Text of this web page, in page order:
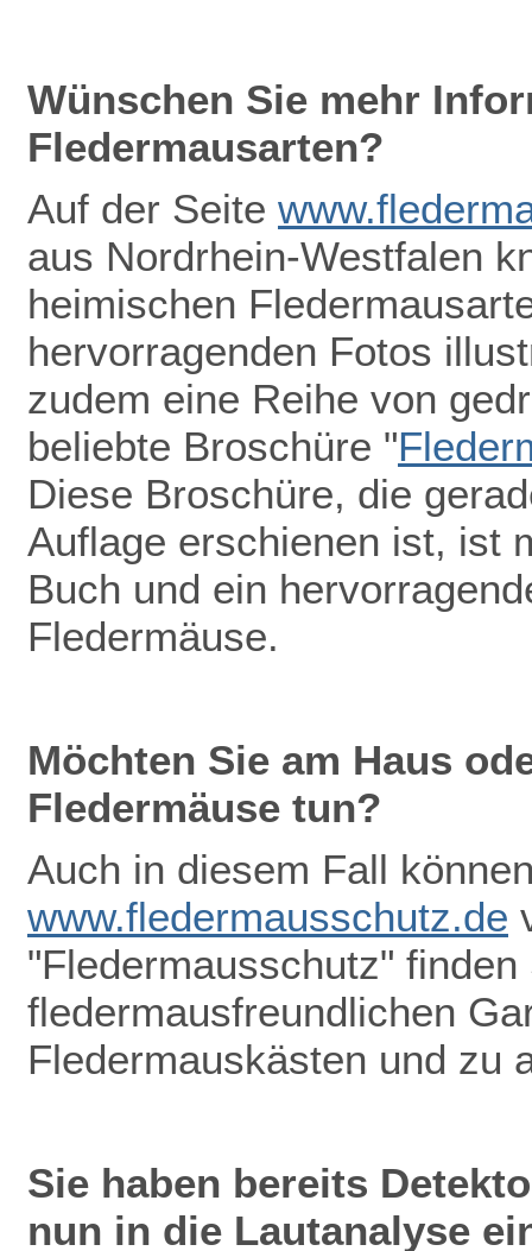
Wünschen Sie mehr
Fledermausarten?
Auf der Seite
aus Nordrhein-Westfalen
heimischen
hervorragenden Fotos
zudem eine Reihe von
beliebte Broschüre "
Diese Broschüre, die
Auflage erschienen ist, ist
Buch und ein
Fledermäuse.
Möchten Sie am Haus
Fledermäuse tun?
Auch in diesem Fall
www.fledermausschutz.de
"Fledermausschutz"
fledermausfreundlichen
Fledermauskästen und zu
Sie haben bereits
nun in die Lautanalyse